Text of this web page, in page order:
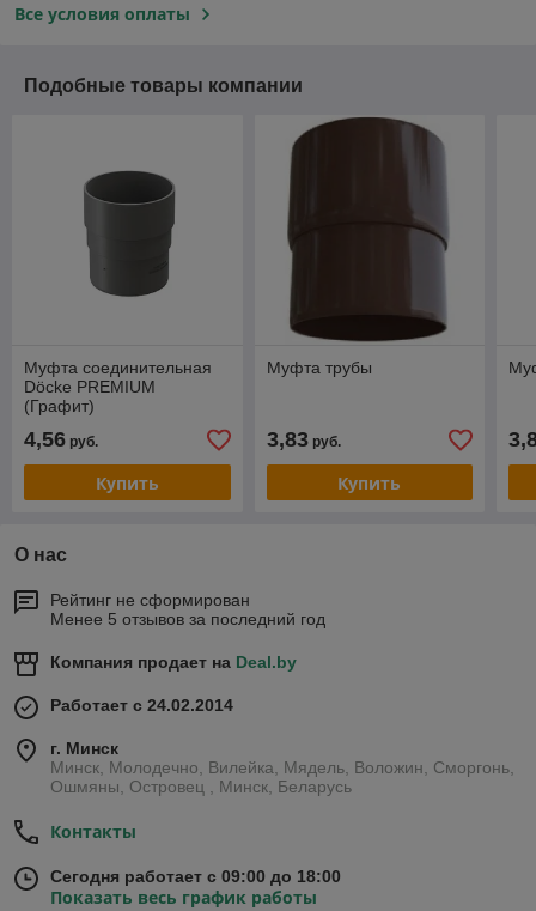
Все условия оплаты
Подобные товары компании
Муфта соединительная
Döcke PREMIUM
(Графит)
4,56 руб.
Купить
Муфта трубы
3,83руб.
Купить
О нас
Рейтинг не сформирован
Менее 5 отзывов за последний год
Компания продает на Deal.by
Работает с 24.02.2014
г. Минск
Минск, Молодечно, Вилейка, Мядель, Воложин, Сморгонь,
Ошмяны, Островец , Минск, Беларусь
Контакты
Сегодня работает с 09:00 до 18:00
Показать весь график работы